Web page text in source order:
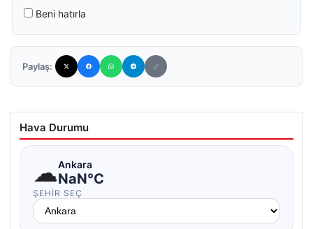
Beni hatırla
Paylaş:
Hava Durumu
☁Ankara
NaN°C
ŞEHIR SEÇ